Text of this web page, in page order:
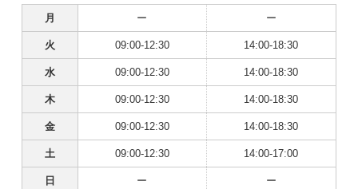
月 ー ー
火 09:00-12:30 14:00-18:30
水 09:00-12:30 14:00-18:30
木 09:00-12:30 14:00-18:30
金 09:00-12:30 14:00-18:30
土 09:00-12:30 14:00-17:00
日 ー ー